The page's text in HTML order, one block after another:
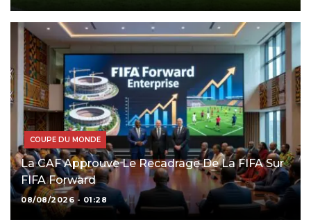
COUPE DU MONDE
La CAF Approuve Le Recadrage De La FIFA Sur
FIFA Forward
08/08/2026 - 01:28